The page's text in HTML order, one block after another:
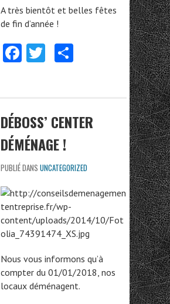
A très bientôt et belles fêtes
de fin d’année !
Fa
o
k
T
DÉBOSS’ CENTER
DÉMÉNAGE !
PUBLIÉ DANS UNCATEGORIZED
Nous vous informons qu’à
compter du 01/01/2018, nos
locaux déménagent.